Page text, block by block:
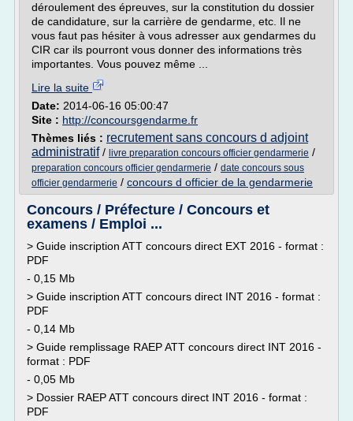
déroulement des épreuves, sur la constitution du dossier
de candidature, sur la carrière de gendarme, etc. Il ne
vous faut pas hésiter à vous adresser aux gendarmes du
CIR car ils pourront vous donner des informations très
importantes. Vous pouvez même ...
Lire la suite
Date: 2014-06-16 05:00:47
Site : http://concoursgendarme.fr
Thèmes liés : recrutement sans concours d adjoint
administratif/ livre preparation concours officier gendarmerie /
preparation concours officier gendarmerie / date concours sous
officier gendarmerie / concours d officier de la gendarmerie
Concours / Préfecture / Concours et
examens / Emploi ...
> Guide inscription ATT concours direct EXT 2016 - format :
PDF
- 0,15 Mb
> Guide inscription ATT concours direct INT 2016 - format :
PDF
- 0,14 Mb
> Guide remplissage RAEP ATT concours direct INT 2016 -
format : PDF
- 0,05 Mb
> Dossier RAEP ATT concours direct INT 2016 - format :
PDF